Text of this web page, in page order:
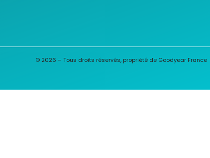
© 2026 – Tous droits réservés, propriété de Goodyear France